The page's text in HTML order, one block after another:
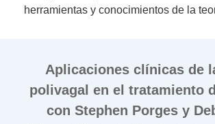
herramientas y conocimientos de la
Aplicaciones clínicas de
polivagal en el tratamiento
con Stephen Porges y